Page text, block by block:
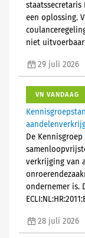
staatssecretaris
een oplossing.
niet
29 juli 2026
VN VANDAAG
De
verkrijging van
ondernemer is.
28 juli 2026